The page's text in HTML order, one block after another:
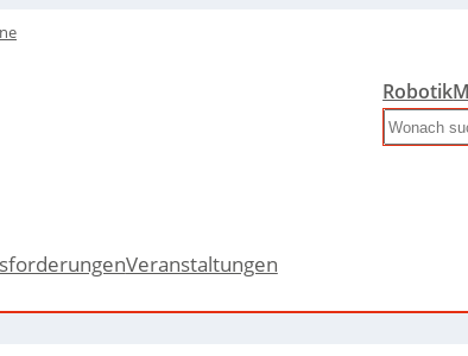
Robotik
Search
Veranstaltungen